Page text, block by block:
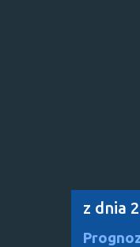
z dnia